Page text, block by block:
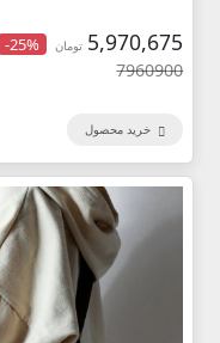
5,970,675 تومان -25%
7960900
خرید محصول